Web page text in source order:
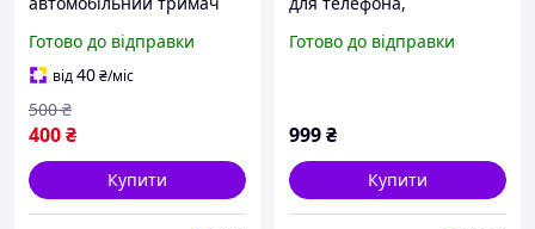
Кронштейн приладової
панелі Підтримка
смартфона Протиковзна
підставка
Готово до відправки
від40₴/міс
400₴
500 ₴
Купити
кронштейн для Tesla
Готово до відправки
999₴
Купити